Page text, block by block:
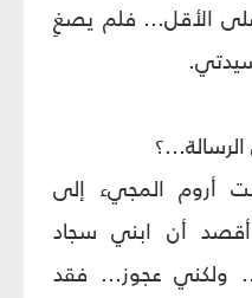
على الأقل... فلم يصغِ
أروم المجيء إلى
أن ابني سجاد
ولكني عجوز... فقد